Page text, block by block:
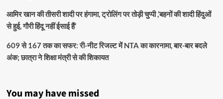
आमिर खान की तीसरी शादी पर हंगामा, ट्रोलिंग पर तोड़ी चुप्पी ,’बहनों की शादी हिंदुओं
से हुई, गौरी हिंदू नहीं ईसाई हैं’
609 से 167 तक का सफर: री-नीट रिजल्ट में NTA का कारनामा, बार-बार बदले
अंक; छात्रा ने शिक्षा मंत्री से की शिकायत
You may have missed